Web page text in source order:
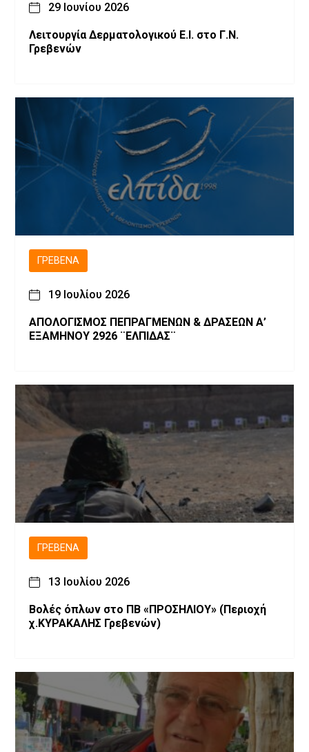
29 Ιουνίου 2026
Λειτουργία Δερματολογικού Ε.Ι. στο Γ.Ν.
Γρεβενών
ΓΡΕΒΕΝΆ
19 Ιουλίου 2026
ΑΠΟΛΟΓΙΣΜΟΣ ΠΕΠΡΑΓΜΕΝΩΝ & ΔΡΑΣΕΩΝ Α’
ΕΞΑΜΗΝΟΥ 2926 ¨ΕΛΠΙΔΑΣ¨
ΓΡΕΒΕΝΆ
13 Ιουλίου 2026
Βολές όπλων στο ΠΒ «ΠΡΟΣΗΛΙΟΥ» (Περιοχή
χ.ΚΥΡΑΚΑΛΗΣ Γρεβενών)